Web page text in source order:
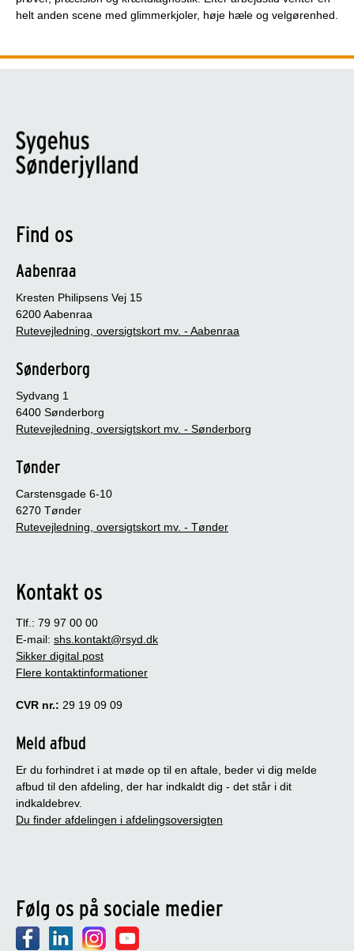
helt anden scene med glimmerkjoler, høje hæle og velgørenhed.
Find os
Aabenraa
Kresten Philipsens Vej 15
6200 Aabenraa
Rutevejledning, oversigtskort mv. - Aabenraa
Sønderborg
Sydvang 1
6400 Sønderborg
Rutevejledning, oversigtskort mv. - Sønderborg
Tønder
Carstensgade 6-10
6270 Tønder
Rutevejledning, oversigtskort mv. - Tønder
Kontakt os
Tlf.: 79 97 00 00
E-mail: shs.kontakt@rsyd.dk
Sikker digital post
Flere kontaktinformationer
CVR nr.: 29 19 09 09
Meld afbud
Er du forhindret i at møde op til en aftale, beder vi dig melde
afbud til den afdeling, der har indkaldt dig - det står i dit
indkaldebrev.
Du finder afdelingen i afdelingsoversigten
Følg os på sociale medier